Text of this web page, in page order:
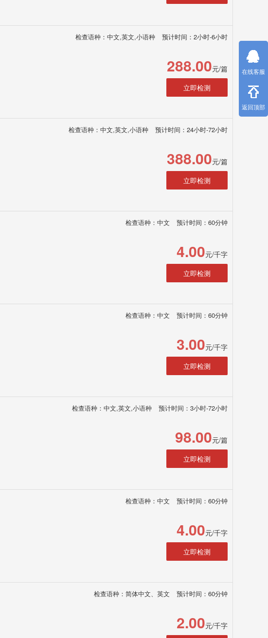
检查语种：中文,英文,小语种 预计时间：2小时-6小时
288.00元/篇
立即检测
检查语种：中文,英文,小语种 预计时间：24小时-72小时
388.00元/篇
立即检测
检查语种：中文 预计时间：60分钟
4.00元/千字
立即检测
检查语种：中文 预计时间：60分钟
3.00元/千字
立即检测
检查语种：中文,英文,小语种 预计时间：3小时-72小时
98.00元/篇
立即检测
检查语种：中文 预计时间：60分钟
4.00元/千字
立即检测
检查语种：简体中文、英文 预计时间：60分钟
2.00元/千字
在线客服
返回顶部